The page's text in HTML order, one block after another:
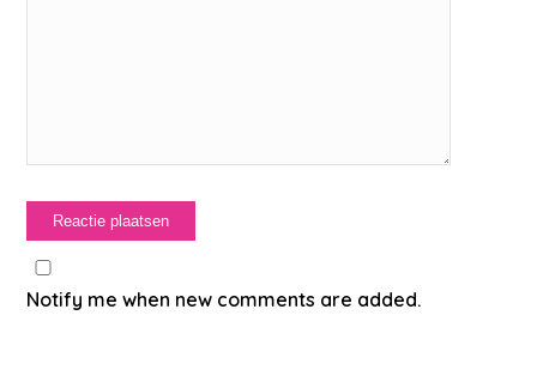
Notify me when new comments are added.